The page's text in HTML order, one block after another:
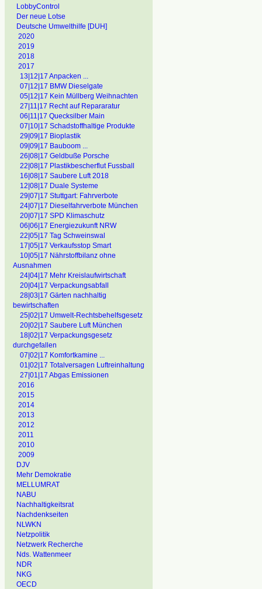
LobbyControl
Der neue Lotse
Deutsche Umwelthilfe [DUH]
2020
2019
2018
2017
13|12|17 Anpacken ...
07|12|17 BMW Dieselgate
05|12|17 Kein Müllberg Weihnachten
27|11|17 Recht auf Repararatur
06|11|17 Quecksilber Main
07|10|17 Schadstoffhaltige Produkte
29|09|17 Bioplastik
09|09|17 Bauboom ...
26|08|17 Geldbuße Porsche
22|08|17 Plastikbescherflut Fussball
16|08|17 Saubere Luft 2018
12|08|17 Duale Systeme
29|07|17 Stuttgart: Fahrverbote
24|07|17 Dieselfahrverbote München
20|07|17 SPD Klimaschutz
06|06|17 Energiezukunft NRW
22|05|17 Tag Schweinswal
17|05|17 Verkaufsstop Smart
10|05|17 Nährstoffbilanz ohne
Ausnahmen
24|04|17 Mehr Kreislaufwirtschaft
20|04|17 Verpackungsabfall
28|03|17 Gärten nachhaltig
bewirtschaften
25|02|17 Umwelt-Rechtsbehelfsgesetz
20|02|17 Saubere Luft München
18|02|17 Verpackungsgesetz
durchgefallen
07|02|17 Komfortkamine ...
01|02|17 Totalversagen Luftreinhaltung
27|01|17 Abgas Emissionen
2016
2015
2014
2013
2012
2011
2010
2009
DJV
Mehr Demokratie
MELLUMRAT
NABU
Nachhaltigkeitsrat
Nachdenkseiten
NLWKN
Netzpolitik
Netzwerk Recherche
Nds. Wattenmeer
NDR
NKG
OECD